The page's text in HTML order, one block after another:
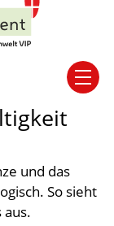
und das
So sieht